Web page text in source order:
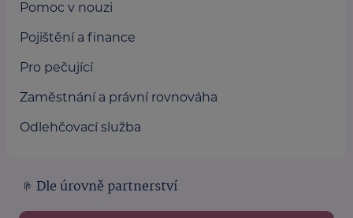
Pomoc v nouzi
Pojištění a finance
Pro pečující
Zaměstnání a právní rovnováha
Odlehčovací služba
Dle úrovně partnerství